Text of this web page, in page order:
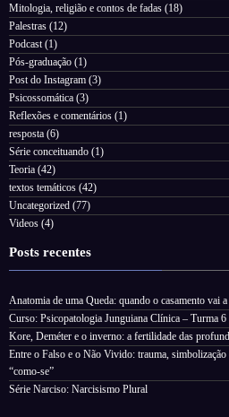
Mitologia, religião e contos de fadas (18)
Palestras (12)
Podcast (1)
Pós-graduação (1)
Post do Instagram (3)
Psicossomática (3)
Reflexões e comentários (1)
resposta (6)
Série conceituando (1)
Teoria (42)
textos temáticos (42)
Uncategorized (77)
Videos (4)
Posts recentes
Anatomia de uma Queda: quando o casamento vai
Curso: Psicopatologia Junguiana Clínica – Turma 6
Kore, Deméter e o inverno: a fertilidade das
Entre o Falso e o Não Vivido: trauma,
“como-se”
Série Narciso: Narcisismo Plural